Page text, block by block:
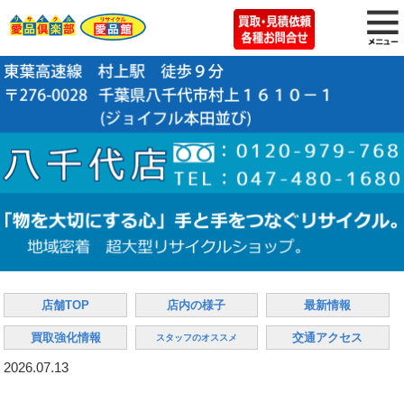
店舗TOP 店内の様子 最新情報
買取強化情報 スタッフのオススメ 交通アクセス
2026.07.13